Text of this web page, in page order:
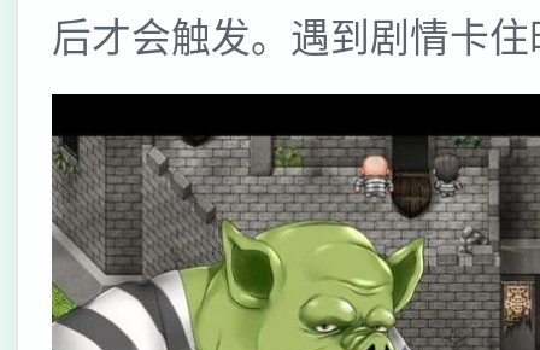
后才会触发。遇到剧情卡